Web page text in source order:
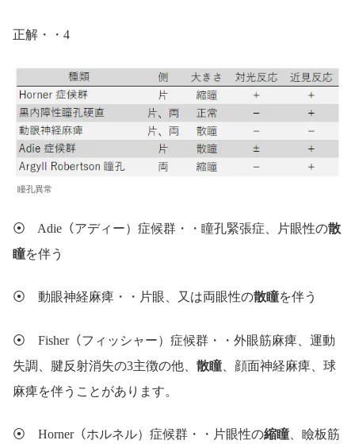
正解・・4
瞳孔異常
⦿ Adie（アディー）症候群・・瞳孔緊張症、片眼性の散
瞳を伴う
⦿ 動眼神経麻痺・・片眼、又は両眼性の散瞳を伴う
⦿ Fisher（フィッシャー）症候群・・外眼筋麻痺、運動
失調、腱反射消失の3主徴の他、 散瞳 、顔面神経麻痺、球
麻痺を伴うことがあります。
⦿ Horner（ホルネル）症候群・・片眼性の縮瞳 、瞼板筋